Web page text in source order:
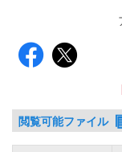
閲覧可能ファイル